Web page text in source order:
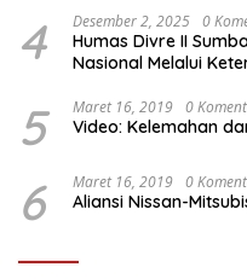
4 Desember 2, 2025 0
Humas Divre II
Nasional Melalui
5 Maret 16, 2019 0
Video: Kelemahan
6 Maret 16, 2019 0
Aliansi Nissan-